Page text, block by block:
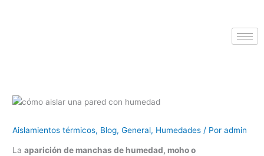
Aislamientos térmicos, Blog,General, Humedades / Poradmin
Laaparición de manchas de humedad, moho o